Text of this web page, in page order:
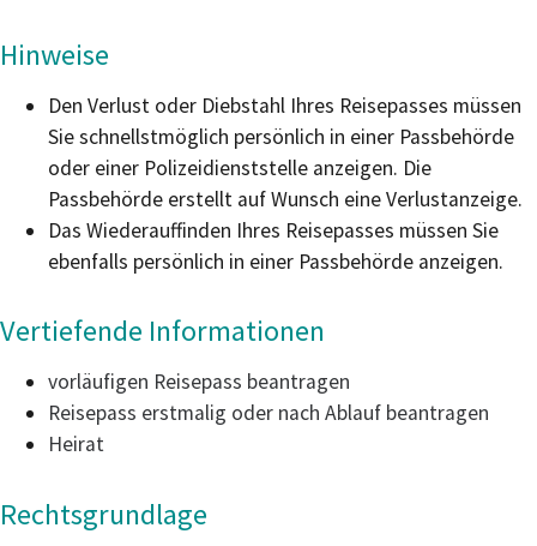
Hinweise
Den Verlust oder Diebstahl Ihres Reisepasses müssen
Sie schnellstmöglich persönlich in einer Passbehörde
oder einer Polizeidienststelle anzeigen. Die
Passbehörde erstellt auf Wunsch eine Verlustanzeige.
Das Wiederauffinden Ihres Reisepasses müssen Sie
ebenfalls persönlich in einer Passbehörde anzeigen.
Vertiefende Informationen
vorläufigen Reisepass beantragen
Reisepass erstmalig oder nach Ablauf beantragen
Heirat
Rechtsgrundlage